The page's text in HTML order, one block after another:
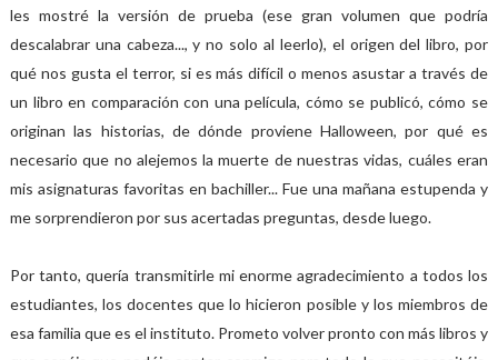
les mostré la versión de prueba (ese gran volumen que podría
descalabrar una cabeza..., y no solo al leerlo), el origen del libro, por
qué nos gusta el terror, si es más difícil o menos asustar a través de
un libro en comparación con una película, cómo se publicó, cómo se
originan las historias, de dónde proviene Halloween, por qué es
necesario que no alejemos la muerte de nuestras vidas, cuáles eran
mis asignaturas favoritas en bachiller... Fue una mañana estupenda y
me sorprendieron por sus acertadas preguntas, desde luego.
Por tanto, quería transmitirle mi enorme agradecimiento a todos los
estudiantes, los docentes que lo hicieron posible y los miembros de
esa familia que es el instituto. Prometo volver pronto con más libros y